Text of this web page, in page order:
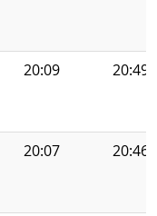
20:09 20:49
20:07 20:46